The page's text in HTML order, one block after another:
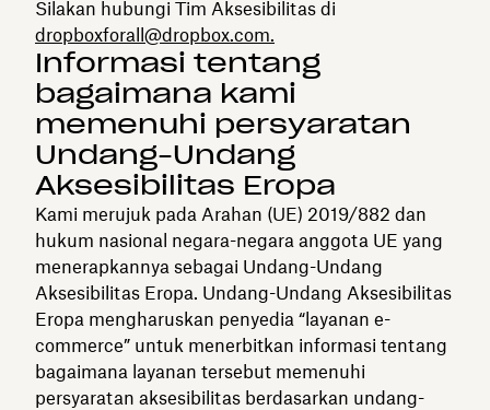
Silakan hubungi Tim Aksesibilitas di
dropboxforall@dropbox.com.
Informasi tentang
bagaimana kami
memenuhi persyaratan
Undang-Undang
Aksesibilitas Eropa
Kami merujuk pada Arahan (UE) 2019/882 dan
hukum nasional negara-negara anggota UE yang
menerapkannya sebagai Undang-Undang
Aksesibilitas Eropa. Undang-Undang Aksesibilitas
Eropa mengharuskan penyedia “layanan e-
commerce” untuk menerbitkan informasi tentang
bagaimana layanan tersebut memenuhi
persyaratan aksesibilitas berdasarkan undang-